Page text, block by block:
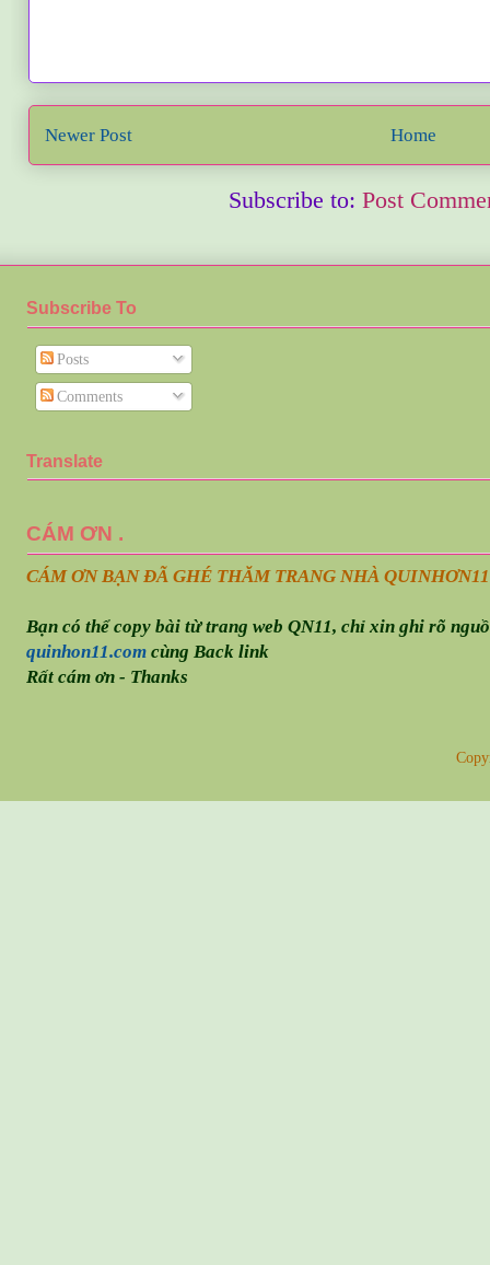
Newer Post Home
Subscribe to: Post
Subscribe To
Posts
Comments
Translate
CÁM ƠN .
CÁM ƠN BẠN ĐÃ GHÉ THĂM TRANG NHÀ QUINHƠN
Bạn có thể copy bài từ trang web QN11, chỉ xin ghi rõ
quinhon11.comcùng Back link
Rất cám ơn - Thanks